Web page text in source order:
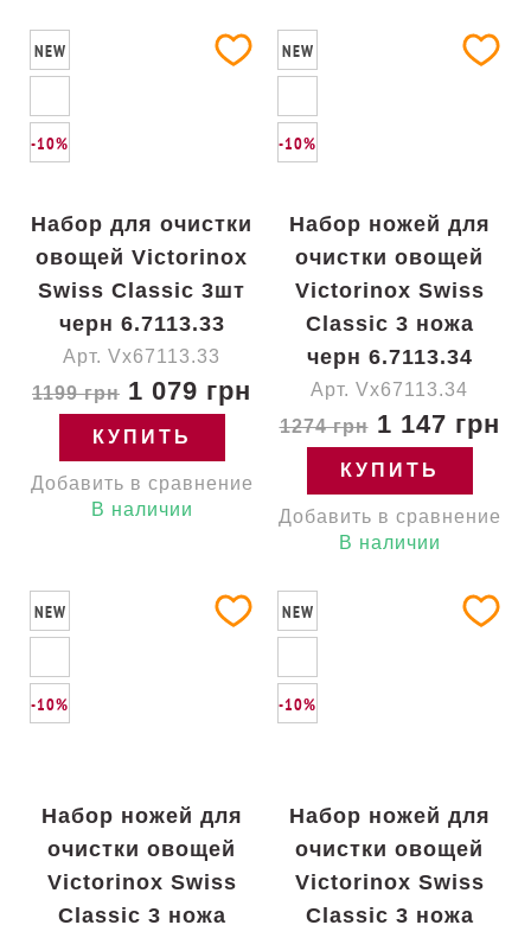
NEW
-10%
Набор для очистки
овощей Victorinox
Swiss Classic 3шт
черн 6.7113.33
Арт. Vx67113.33
1199 грн 1 079 грн
КУПИТЬ
Добавить в сравнение
В наличии
NEW
-10%
Набор ножей для
очистки овощей
Victorinox Swiss
Classic 3 ножа
черн 6.7113.34
Арт. Vx67113.34
1274 грн1 147 грн
КУПИТЬ
Добавить в сравнение
В наличии
NEW
-10%
Набор ножей для
очистки овощей
Victorinox Swiss
Classic 3 ножа
NEW
-10%
Набор ножей для
очистки овощей
Victorinox Swiss
Classic 3 ножа